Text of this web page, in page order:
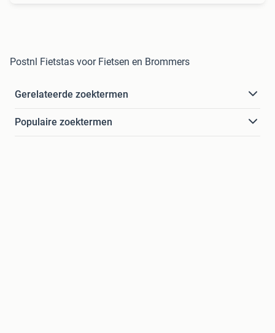
Postnl Fietstas voor Fietsen en Brommers
Gerelateerde zoektermen
Populaire zoektermen